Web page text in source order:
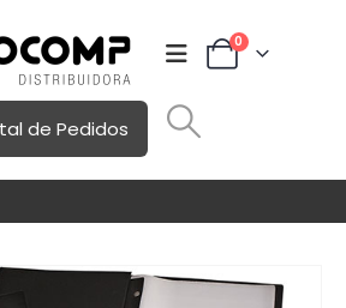
0
de Pedidos